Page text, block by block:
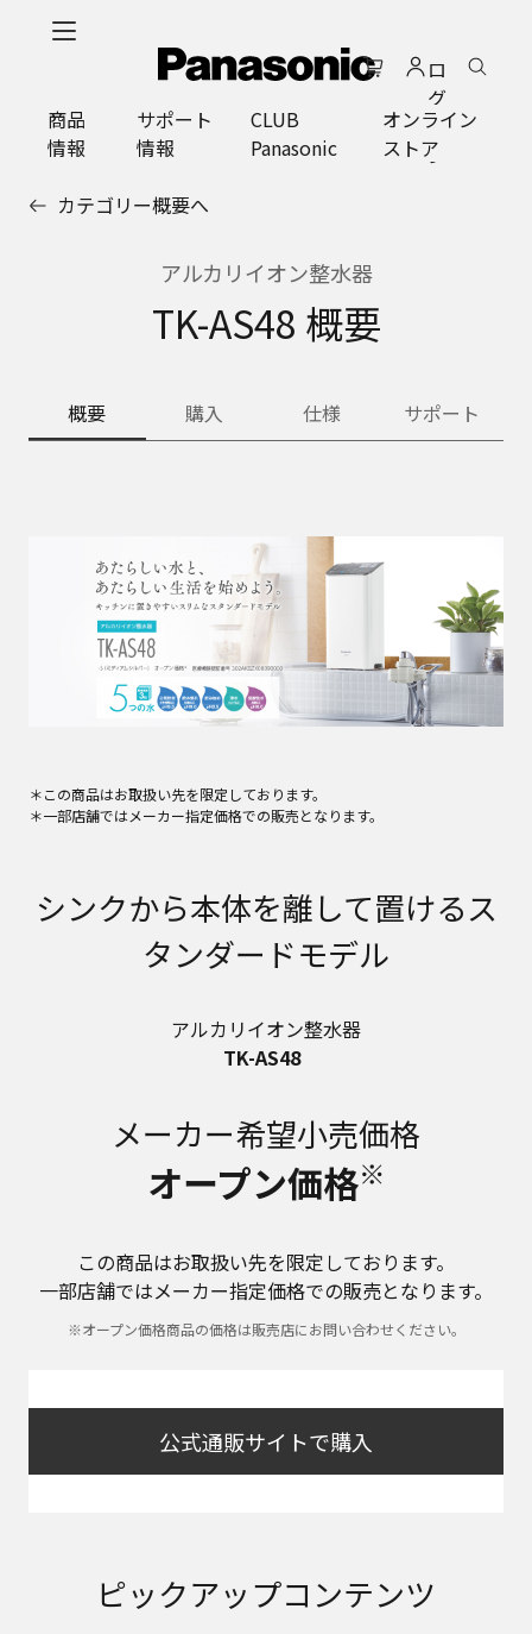
ロ
グ
イ
ン
商品
情報
サポート
情報
CLUB
Panasonic
オンライン
ストア
カテゴリー概要へ
アルカリイオン整水器
TK-AS48 概要
概要 購入 仕様 サポート
＊この商品はお取扱い先を限定しております。
＊一部店舗ではメーカー指定価格での販売となります。
シンクから本体を離して置けるス
タンダードモデル
アルカリイオン整水器
TK-AS48
メーカー希望小売価格
オープン価格※
この商品はお取扱い先を限定しております。
一部店舗ではメーカー指定価格での販売となります。
※オープン価格商品の価格は販売店にお問い合わせください。
公式通販サイトで購入
ピックアップコンテンツ